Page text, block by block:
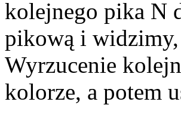
kolejnego pika N
pikową i widzimy,
Wyrzucenie
kolorze, a potem